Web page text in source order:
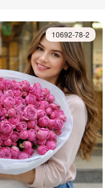
10692-78-2